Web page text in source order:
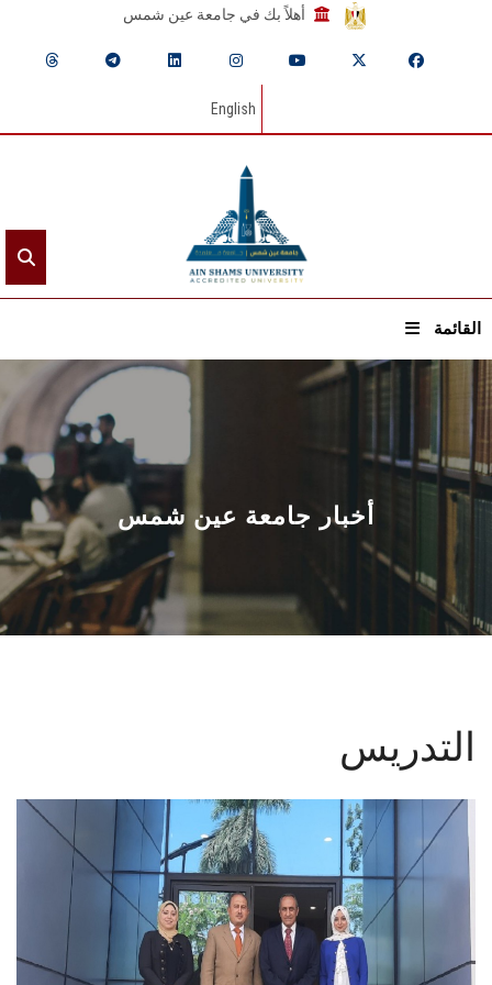
أهلاً بك في جامعة عين شمس
English
القائمة
الرئيسيـة
عن الجامعة
القطاعـات
الشئون الأكاديمية
البحث العلمي
الأنظمة الذكية
تواصل معنا
أخبار جامعة عين شمس
التدريس